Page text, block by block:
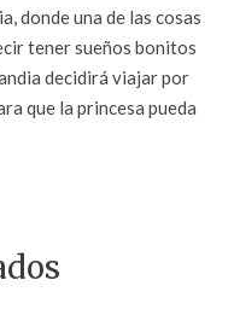
donde una de las cosas
tener sueños bonitos
decidirá viajar por
que la princesa pueda